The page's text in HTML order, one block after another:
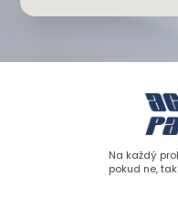
Na každý
pokud ne,